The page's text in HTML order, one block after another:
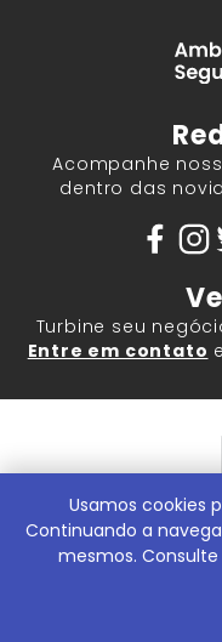
Acompanhe
dentro das
Turbine seu
Entre em contato
Mundos Infinitos -
Publicações e
Conheça nossa Loja
Usamos cookies
Continuando a
mesmos. Consulte